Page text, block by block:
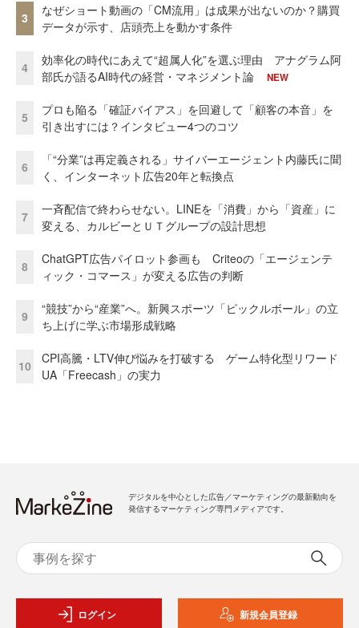
3
なぜショート動画の「CM流用」は成果が出ないのか？購買
データが示す、店頭売上を動かす条件
4
効率化の時代にあえて“超属人化”を選ぶ理由 アナグラム阿
部氏が語るAI時代の経営・マネジメント論
NEW
5
プロも陥る「確証バイアス」を回避して「顧客の本音」を
引き出すには？インタビュー4つのコツ
6
「“分業”は再定義される」サイバーエージェント内藤氏に聞
く、インターネット広告20年と転換点
7
一斉配信で終わらせない。LINEを「消費」から「資産」に
変える、カルビーとＵＴグループの設計思想
8
ChatGPT広告パイロット参画も Criteoの「エージェンテ
ィック・コマース」が変える広告の判断
9
“競技”から“産業”へ。新興スポーツ「ピックルボール」の立
ち上げに学ぶ市場形成戦略
10
CPI高騰・LTV伸び悩みを打破する ゲーム特化型リワード
UA「Freecash」の実力
デジタルを中心とした広告／マーケティングの最新動向を
発信するマーケティング専門メディアです。
ログイン 新規会員登録